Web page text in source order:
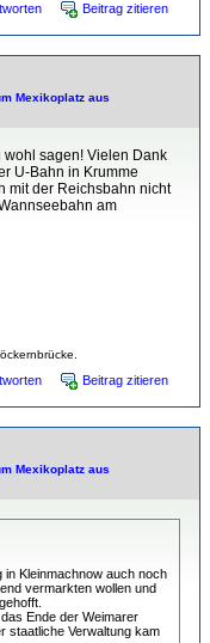
Beitrag zitieren
Mexikoplatz aus
wohl sagen! Vielen Dank
U-Bahn in Krumme
mit der Reichsbahn nicht
am
Beitrag zitieren
Mexikoplatz aus
in Kleinmachnow auch noch
vermarkten wollen und
Ende der Weimarer
staatliche Verwaltung kam